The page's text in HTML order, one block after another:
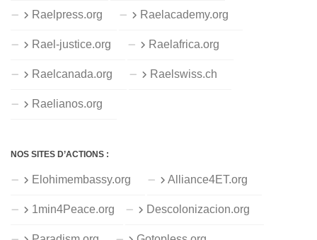
Raelpress.org Raelacademy.org
Rael-justice.org Raelafrica.org
Raelcanada.org Raelswiss.ch
Raelianos.org
NOS SITES D’ACTIONS :
Elohimembassy.org Alliance4ET.org
1min4Peace.org Descolonizacion.org